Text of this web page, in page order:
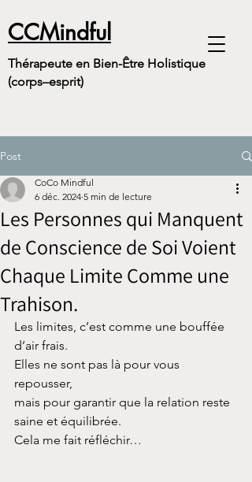
CCMindful
Thérapeute en Bien-Être Holistique
(corps–esprit)
Post
Les Personnes qui Manquent
de Conscience de Soi Voient
Chaque Limite Comme une
Trahison.
CoCo Mindful
6 déc. 2024 5 min de lecture
Les limites, c’est comme une bouffée
d’air frais.
Elles ne sont pas là pour vous
repousser,
mais pour garantir que la relation reste
saine et équilibrée.
Cela me fait réfléchir…